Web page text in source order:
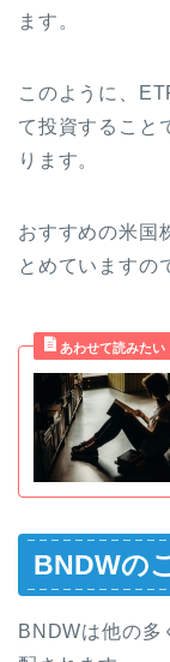
ます。
このように、
て投資すること
ります。
おすすめの米国
とめていますの
BNDWの
BNDWは他の多